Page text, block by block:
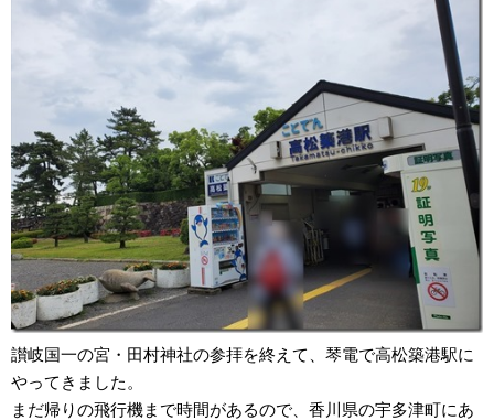
讃岐国一の宮・田村神社の参拝を終えて、琴電で高松築港駅に
やってきました。
まだ帰りの飛行機まで時間があるので、香川県の宇多津町にあ